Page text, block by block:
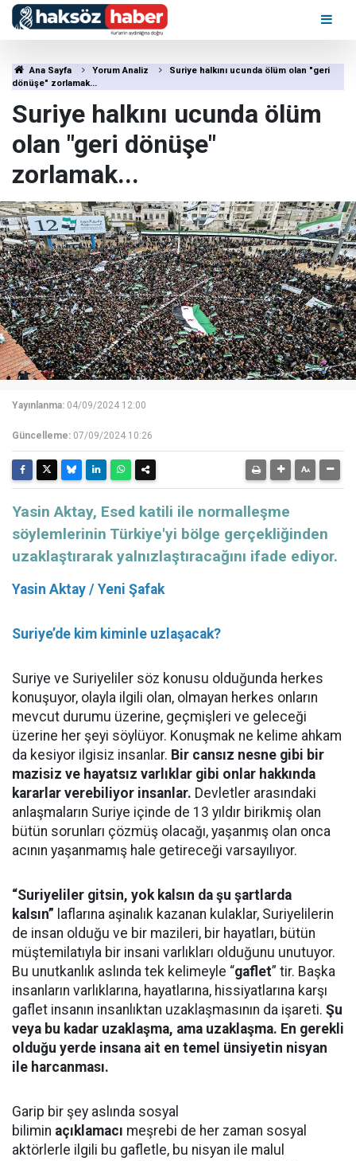
Ana Sayfa Yorum Analiz
Suriye halkını ucunda ölüm olan "geri
dönüşe" zorlamak...
Suriye halkını ucunda ölüm
olan "geri dönüşe"
zorlamak...
Yayınlanma: 04/09/2024 12:00
Güncelleme: 07/09/2024 10:26
Yasin Aktay, Esed katili ile normalleşme
söylemlerinin Türkiye'yi bölge gerçekliğinden
uzaklaştırarak yalnızlaştıracağını ifade ediyor.
Yasin Aktay / Yeni Şafak
Suriye’de kim kiminle uzlaşacak?
Suriye ve Suriyeliler söz konusu olduğunda herkes
konuşuyor, olayla ilgili olan, olmayan herkes onların
mevcut durumu üzerine, geçmişleri ve geleceği
üzerine her şeyi söylüyor. Konuşmak ne kelime ahkam
da kesiyor ilgisiz insanlar. Bir cansız nesne gibi bir
mazisiz ve hayatsız varlıklar gibi onlar hakkında
kararlar verebiliyor insanlar. Devletler arasındaki
anlaşmaların Suriye içinde de 13 yıldır birikmiş olan
bütün sorunları çözmüş olacağı, yaşanmış olan onca
acının yaşanmamış hale getireceği varsayılıyor.
“Suriyeliler gitsin, yok kalsın da şu şartlarda
kalsın” laflarına aşinalık kazanan kulaklar, Suriyelilerin
de insan olduğu ve bir mazileri, bir hayatları, bütün
müştemilatıyla bir insani varlıkları olduğunu unutuyor.
Bu unutkanlık aslında tek kelimeyle “gaflet” tir. Başka
insanların varlıklarına, hayatlarına, hissiyatlarına karşı
gaflet insanın insanlıktan uzaklaşmasının da işareti. Şu
veya bu kadar uzaklaşma, ama uzaklaşma. En gerekli
olduğu yerde insana ait en temel ünsiyetin nisyan
ile harcanması.
Garip bir şey aslında sosyal
bilimin açıklamacı meşrebi de her zaman sosyal
aktörlerle ilgili bu gafletle, bu nisyan ile malul